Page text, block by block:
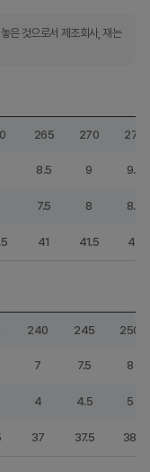
은 것으로서 제조회사, 재는
265 270 275
8.5 9 9.5
7.5 8 8.5
41 41.5 42
240 245 250
7 7.5 8
4 4.5 5
37 37.5 38